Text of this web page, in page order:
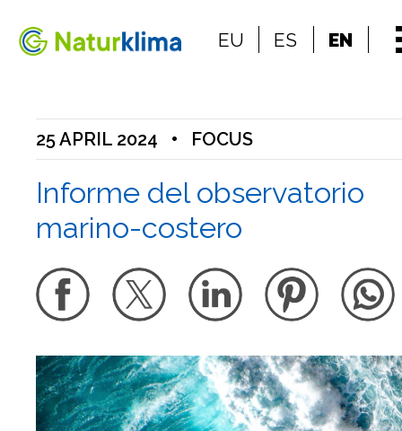
Go to the content
EU ES EN
25 APRIL 2024 • FOCUS
Informe del observatorio
marino-costero